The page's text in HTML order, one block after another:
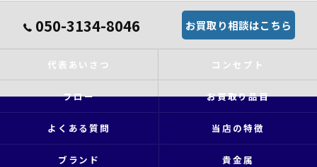
050-3134-8046 お買取り相談はこちら
代表あいさつ コンセプト
フロー お買取り品目
よくある質問 当店の特徴
ブランド 貴金属